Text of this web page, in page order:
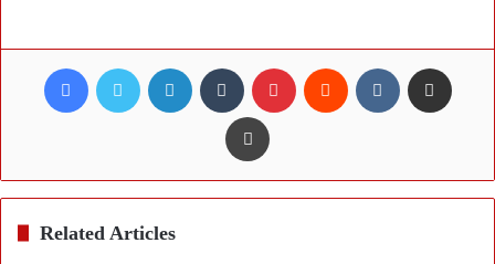
Facebook Twitter LinkedIn Tumblr Pinterest Reddit VKontakte
Print
Related Articles